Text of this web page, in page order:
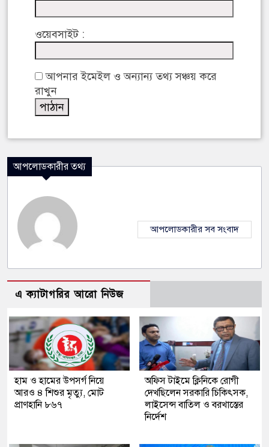
ওয়েবসাইট :
আপনার ইমেইল ও অন্যান্য তথ্য সঞ্চয় করে
রাখুন
আপলোডকারীর তথ্য
আপলোডকারীর সব সংবাদ
এ ক্যাটাগরির আরো নিউজ
হাম ও হামের উপসর্গ নিয়ে
আরও ৪ শিশুর মৃত্যু, মোট
প্রাণহানি ৮৬৭
অফিস টাইমে ক্লিনিকে রোগী
দেখছিলেন সরকারি চিকিৎসক,
লাইসেন্স বাতিল ও বরখাস্তের
নির্দেশ